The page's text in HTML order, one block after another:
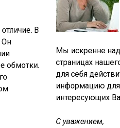
В
Он
обмотки.
Мы искренне
страницах
для себя
информацию
интересующих
С уважением,